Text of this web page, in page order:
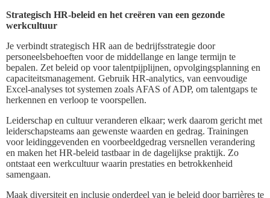
Strategisch HR-beleid en het creëren van een gezonde
werkcultuur
Je verbindt strategisch HR aan de bedrijfsstrategie door
personeelsbehoeften voor de middellange en lange termijn te
bepalen. Zet beleid op voor talentpijplijnen, opvolgingsplanning en
capaciteitsmanagement. Gebruik HR-analytics, van eenvoudige
Excel-analyses tot systemen zoals AFAS of ADP, om talentgaps te
herkennen en verloop te voorspellen.
Leiderschap en cultuur veranderen elkaar; werk daarom gericht met
leiderschapsteams aan gewenste waarden en gedrag. Trainingen
voor leidinggevenden en voorbeeldgedrag versnellen verandering
en maken het HR-beleid tastbaar in de dagelijkse praktijk. Zo
ontstaat een werkcultuur waarin prestaties en betrokkenheid
samengaan.
Maak diversiteit en inclusie onderdeel van je beleid door barrières te